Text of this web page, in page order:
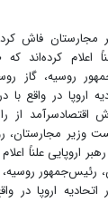
فاش کرد
اعلام کرده‌اند
روسیه، گاز
اتحادیه اروپا در
اقتصادسرآمد از
وزیر مجارستان،
اروپایی علناً
رئیس‌جمهور روسیه،
۱۰ کشور اتحادیه